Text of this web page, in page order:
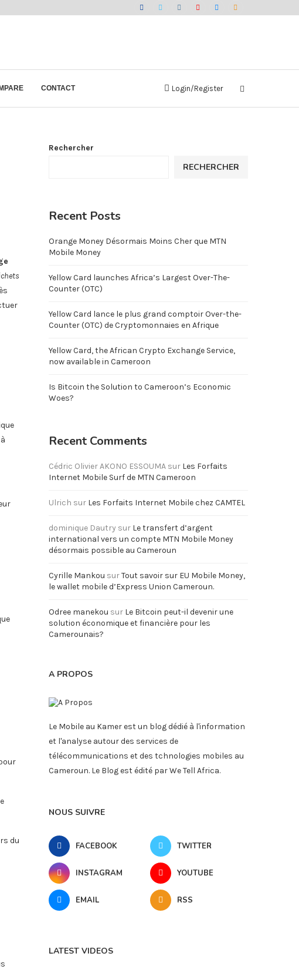
CONTACT Login/Register
du
Rechercher
RECHERCHER
Recent Posts
Orange Money Désormais Moins Cher que MTN
Mobile Money
Yellow Card launches Africa’s Largest Over-The-
Counter (OTC)
Yellow Card lance le plus grand comptoir Over-the-
Counter (OTC) de Cryptomonnaies en Afrique
Yellow Card, the African Crypto Exchange Service,
now available in Cameroon
Is Bitcoin the Solution to Cameroon’s Economic
Woes?
Recent Comments
Cédric Olivier AKONO ESSOUMA sur Les Forfaits
Internet Mobile Surf de MTN Cameroon
Ulrich sur Les Forfaits Internet Mobile chez CAMTEL
dominique Dautry sur Le transfert d’argent
international vers un compte MTN Mobile Money
désormais possible au Cameroun
Cyrille Mankou surTout savoir sur EU Mobile Money,
le wallet mobile d’Express Union Cameroun.
Odree manekou sur Le Bitcoin peut-il devenir une
solution économique et financière pour les
Camerounais?
A PROPOS
Le Mobile au Kamer est un blog dédié à l'information
et l'analyse autour des services de
télécommunications et des tchnologies mobiles au
Cameroun. Le Blog est édité par We Tell Africa.
NOUS SUIVRE
FACEBOOK TWITTER
INSTAGRAM YOUTUBE
EMAIL RSS
LATEST VIDEOS